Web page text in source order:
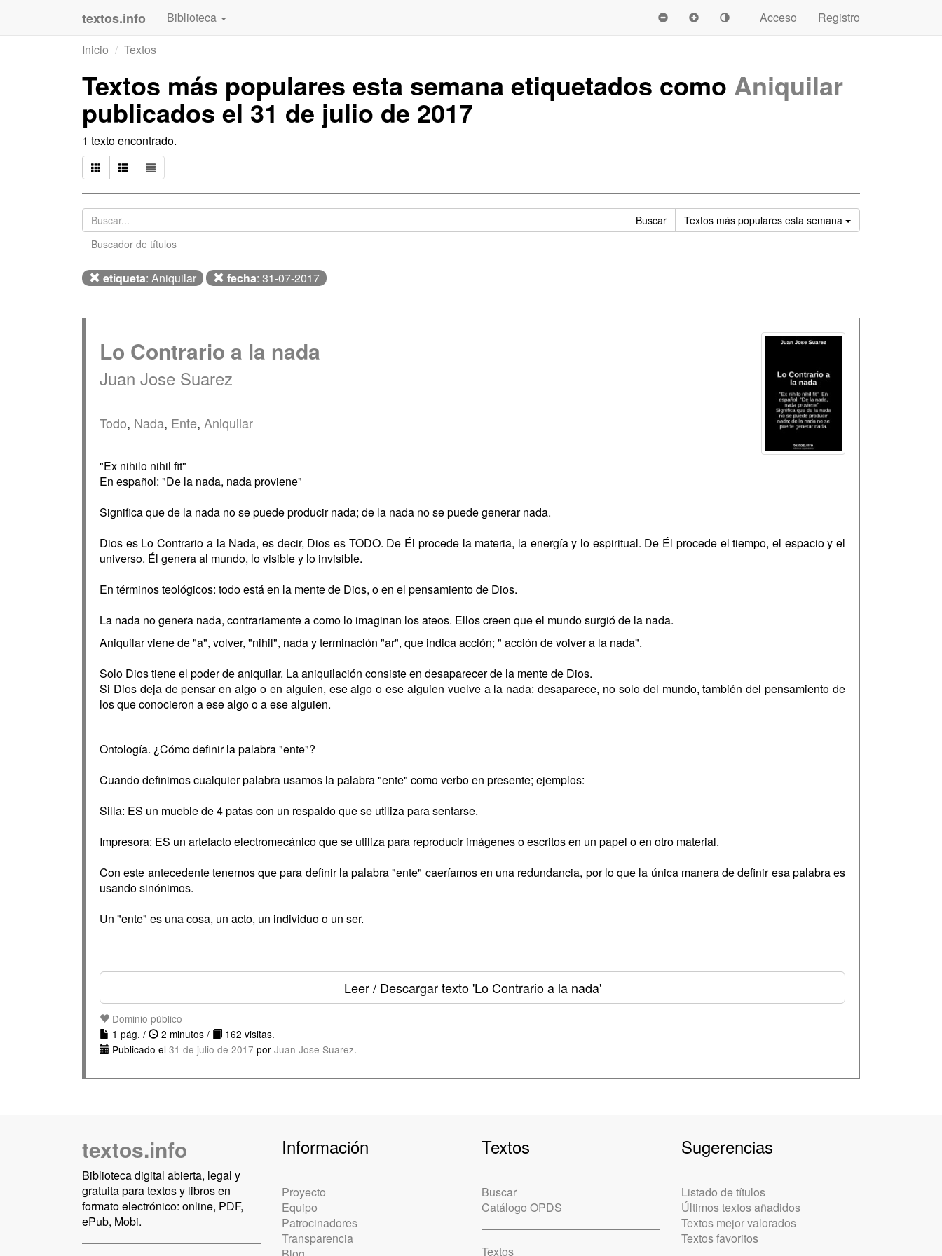
textos.info Biblioteca Acceso
Registro
Inicio
Textos
Textos más populares esta semana etiquetados como Aniquilar
publicados el 31 de julio de 2017
1 texto encontrado.
Buscar Textos más populares esta semana Ordenar
Buscador de títulos
etiqueta: Aniquilar fecha: 31-07-2017
Lo Contrario a la nada
Juan Jose Suarez
Todo, Nada, Ente, Aniquilar
"Ex nihilo nihil fit"
En español: "De la nada, nada proviene"
Significa que de la nada no se puede producir nada; de la nada no se puede generar nada.
Dios es Lo Contrario a la Nada, es decir, Dios es TODO. De Él procede la materia, la energía y lo espiritual. De Él procede el tiempo, el espacio y el
universo. Él genera al mundo, lo visible y lo invisible.
En términos teológicos: todo está en la mente de Dios, o en el pensamiento de Dios.
La nada no genera nada, contrariamente a como lo imaginan los ateos. Ellos creen que el mundo surgió de la nada.
Aniquilar viene de "a", volver, "nihil", nada y terminación "ar", que indica acción; " acción de volver a la nada".
Solo Dios tiene el poder de aniquilar. La aniquilación consiste en desaparecer de la mente de Dios.
Si Dios deja de pensar en algo o en alguien, ese algo o ese alguien vuelve a la nada: desaparece, no solo del mundo, también del pensamiento de
los que conocieron a ese algo o a ese alguien.
Ontología. ¿Cómo definir la palabra "ente"?
Cuando definimos cualquier palabra usamos la palabra "ente" como verbo en presente; ejemplos:
Silla: ES un mueble de 4 patas con un respaldo que se utiliza para sentarse.
Impresora: ES un artefacto electromecánico que se utiliza para reproducir imágenes o escritos en un papel o en otro material.
Con este antecedente tenemos que para definir la palabra "ente" caeríamos en una redundancia, por lo que la única manera de definir esa palabra es
usando sinónimos.
Un "ente" es una cosa, un acto, un individuo o un ser.
Leer / Descargar texto'Lo Contrario a la nada'
Dominio público
1 pág. /
2 minutos /
162 visitas.
Publicado el 31 de julio de 2017 por Juan Jose Suarez.
textos.info
Biblioteca digital abierta, legal y
gratuita para textos y libros en
formato electrónico: online, PDF,
ePub, Mobi.
Información
Proyecto
Equipo
Patrocinadores
Transparencia
Textos
Buscar
Catálogo OPDS
Textos
Sugerencias
Listado de títulos
Últimos textos añadidos
Textos mejor valorados
Textos favoritos